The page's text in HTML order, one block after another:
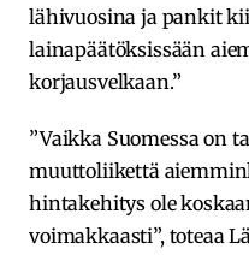
lähivuosina ja pankit
lainapäätöksissään
korjausvelkaan.”
”Vaikka Suomessa on
muuttoliikettä
hintakehitys ole
voimakkaasti”, toteaa